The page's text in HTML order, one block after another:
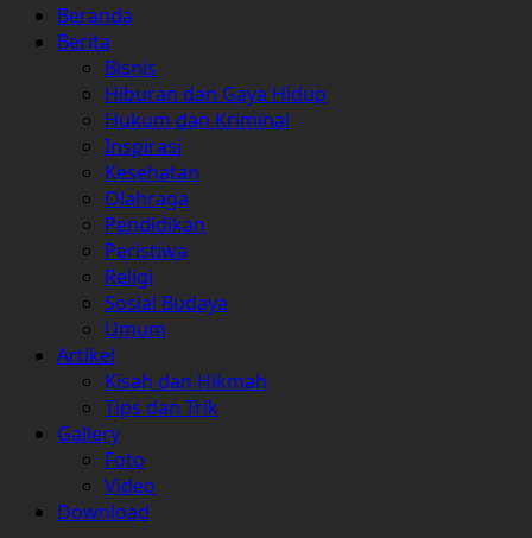
Primary
Menu
Beranda
Berita
Bisnis
Hiburan dan Gaya Hidup
Hukum dan Kriminal
Inspirasi
Kesehatan
Olahraga
Pendidikan
Peristiwa
Religi
Sosial Budaya
Umum
Artikel
Kisah dan Hikmah
Tips dan Trik
Gallery
Foto
Video
Download